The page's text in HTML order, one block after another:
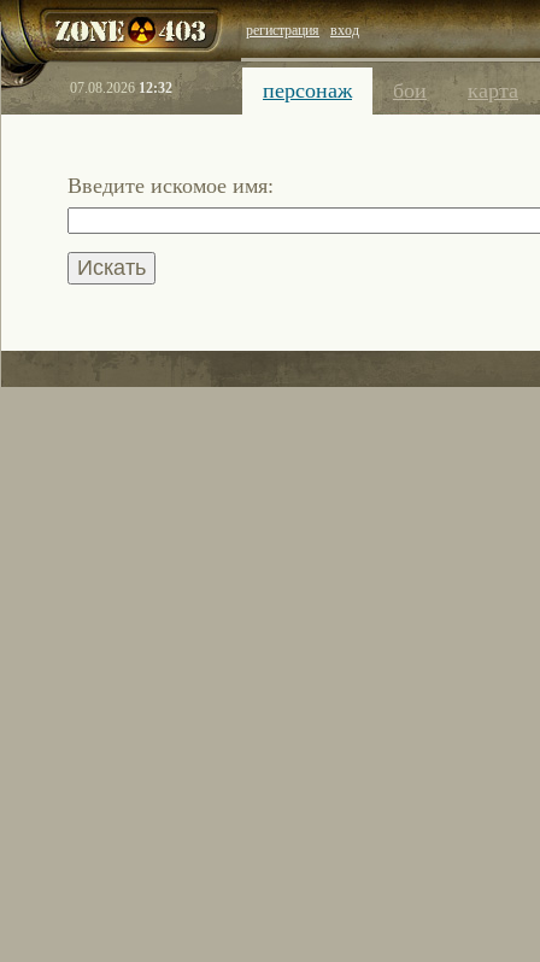
регистрация вход
07.08.2026 12:32 персонаж бои карта
Введите искомое имя: